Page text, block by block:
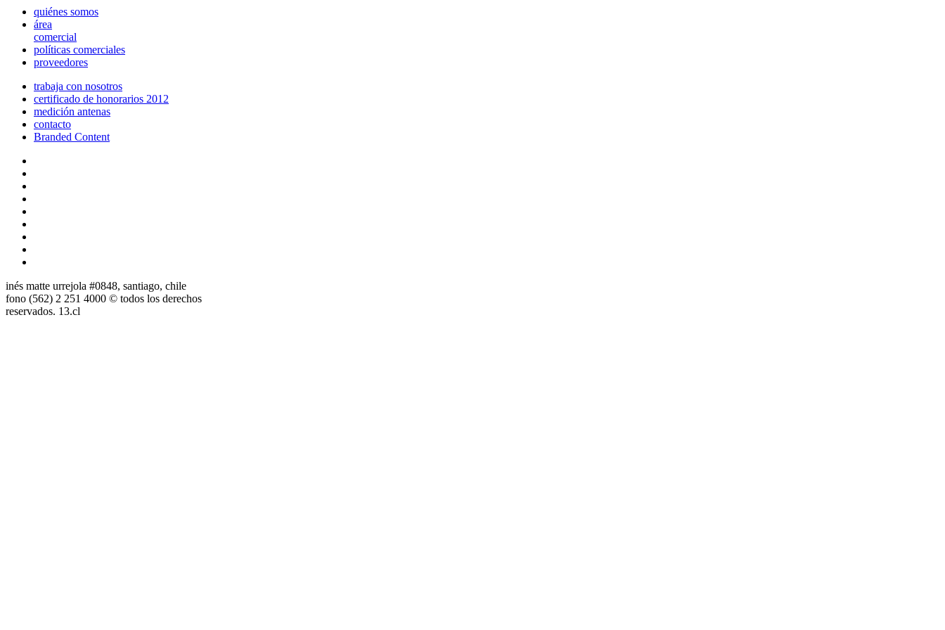
quiénes somos
área
comercial
políticas comerciales
proveedores
trabaja con nosotros
certificado de honorarios 2012
medición antenas
contacto
Branded Content
inés matte urrejola #0848, santiago, chile
fono (562) 2 251 4000 © todos los derechos
reservados. 13.cl